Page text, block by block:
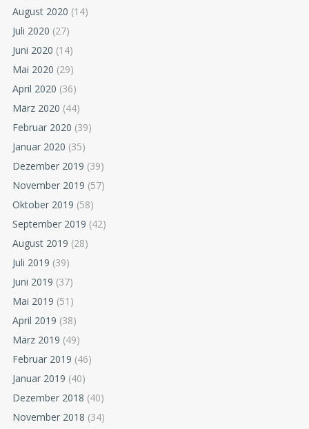
August 2020 (14)
Juli 2020 (27)
Juni 2020 (14)
Mai 2020 (29)
April 2020 (36)
März 2020 (44)
Februar 2020 (39)
Januar 2020 (35)
Dezember 2019 (39)
November 2019 (57)
Oktober 2019 (58)
September 2019 (42)
August 2019 (28)
Juli 2019 (39)
Juni 2019 (37)
Mai 2019 (51)
April 2019 (38)
März 2019 (49)
Februar 2019 (46)
Januar 2019 (40)
Dezember 2018 (40)
November 2018 (34)